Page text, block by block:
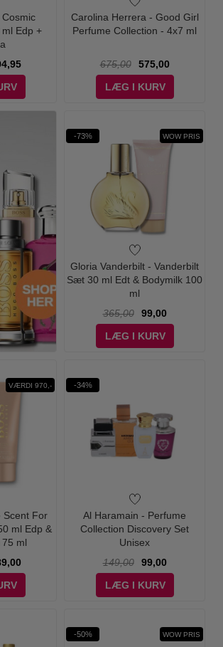
Edp +
Carolina Herrera - Good Girl
Perfume Collection - 4x7 ml
675,00
575,00
LÆG I KURV
-73% WOW PRIS
Gloria Vanderbilt - Vanderbilt
Sæt 30 ml Edt & Bodymilk 100
ml
365,00
99,00
LÆG I KURV
VÆRDI 970,-
Scent For
ml Edp &
ml
-34%
Al Haramain - Perfume
Collection Discovery Set
Unisex
149,00
99,00
LÆG I KURV
-50% WOW PRIS